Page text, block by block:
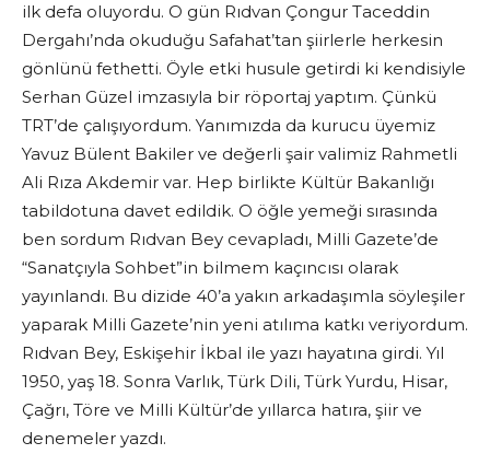
ilk defa oluyordu. O gün Rıdvan Çongur Taceddin
Dergahı’nda okuduğu Safahat’tan şiirlerle herkesin
gönlünü fethetti. Öyle etki husule getirdi ki kendisiyle
Serhan Güzel imzasıyla bir röportaj yaptım. Çünkü
TRT’de çalışıyordum. Yanımızda da kurucu üyemiz
Yavuz Bülent Bakiler ve değerli şair valimiz Rahmetli
Ali Rıza Akdemir var. Hep birlikte Kültür Bakanlığı
tabildotuna davet edildik. O öğle yemeği sırasında
ben sordum Rıdvan Bey cevapladı, Milli Gazete’de
“Sanatçıyla Sohbet”in bilmem kaçıncısı olarak
yayınlandı. Bu dizide 40’a yakın arkadaşımla söyleşiler
yaparak Milli Gazete’nin yeni atılıma katkı veriyordum.
Rıdvan Bey, Eskişehir İkbal ile yazı hayatına girdi. Yıl
1950, yaş 18. Sonra Varlık, Türk Dili, Türk Yurdu, Hisar,
Çağrı, Töre ve Milli Kültür’de yıllarca hatıra, şiir ve
denemeler yazdı.